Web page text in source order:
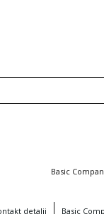
Basic
detalji Basic